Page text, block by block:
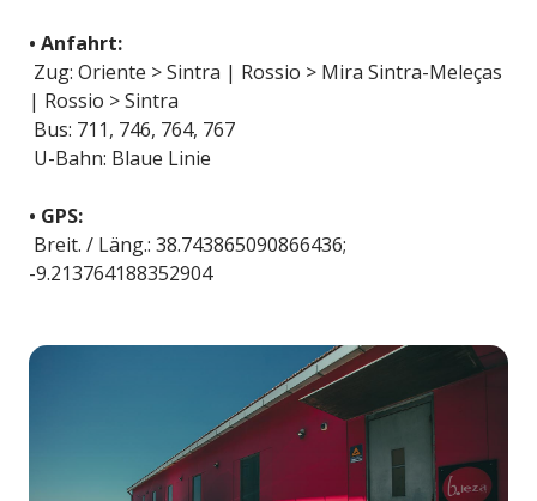
• Anfahrt:
Zug: Oriente > Sintra | Rossio > Mira Sintra-Meleças
| Rossio > Sintra
Bus: 711, 746, 764, 767
U-Bahn: Blaue Linie
• GPS:
Breit. / Läng.: 38.743865090866436;
-9.213764188352904